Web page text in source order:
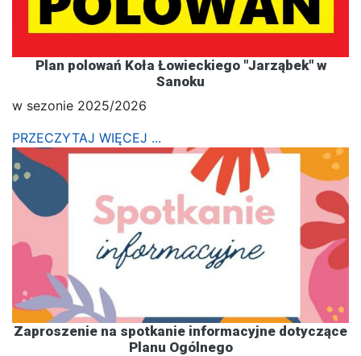
Plan polowań Koła Łowieckiego "Jarząbek" w
Sanoku
w sezonie 2025/2026
PRZECZYTAJ WIĘCEJ ...
Zaproszenie na spotkanie informacyjne dotyczące
Planu Ogólnego